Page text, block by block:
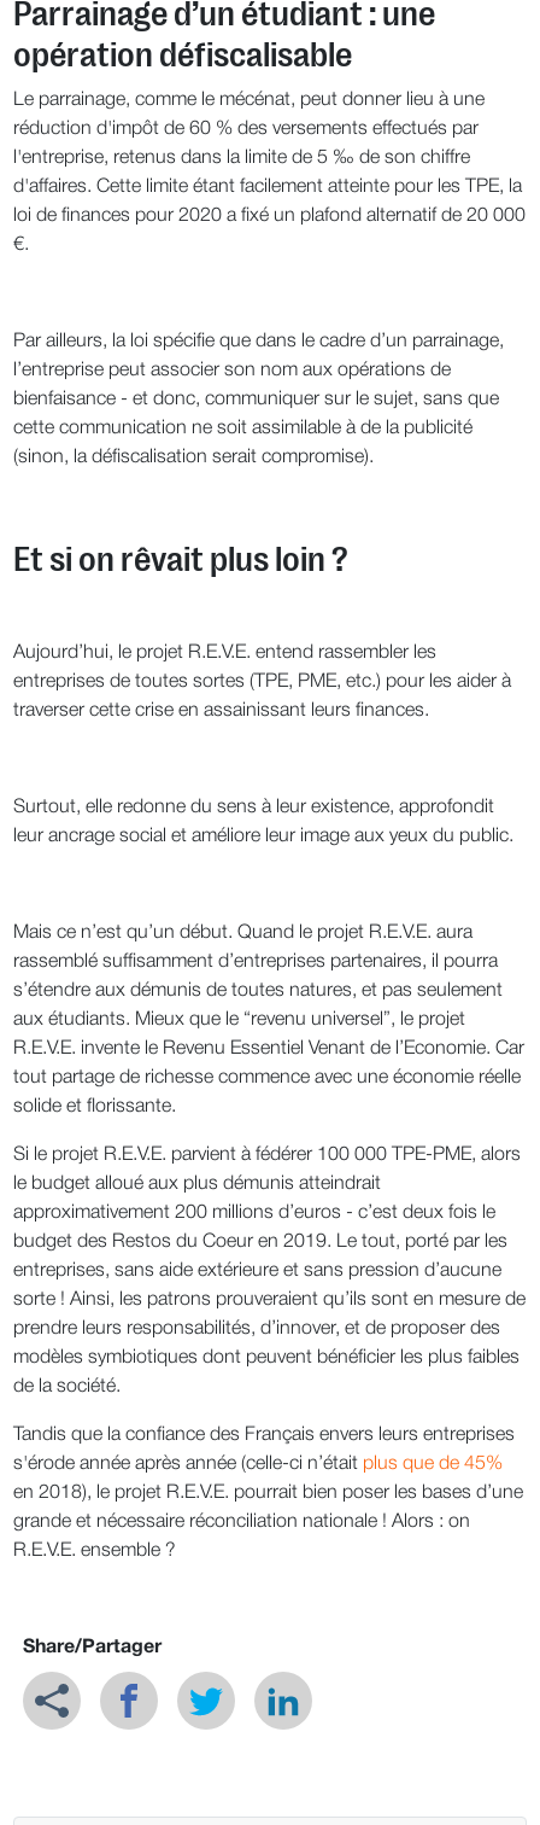
Parrainage d’un étudiant : une
opération défiscalisable
Le parrainage, comme le mécénat, peut donner lieu à une
réduction d'impôt de 60 % des versements effectués par
l'entreprise, retenus dans la limite de 5 ‰ de son chiffre
d'affaires. Cette limite étant facilement atteinte pour les TPE, la
loi de finances pour 2020 a fixé un plafond alternatif de 20 000
€.
Par ailleurs, la loi spécifie que dans le cadre d’un parrainage,
l’entreprise peut associer son nom aux opérations de
bienfaisance - et donc, communiquer sur le sujet, sans que
cette communication ne soit assimilable à de la publicité
(sinon, la défiscalisation serait compromise).
Et si on rêvait plus loin ?
Aujourd’hui, le projet R.E.V.E. entend rassembler les
entreprises de toutes sortes (TPE, PME, etc.) pour les aider à
traverser cette crise en assainissant leurs finances.
Surtout, elle redonne du sens à leur existence, approfondit
leur ancrage social et améliore leur image aux yeux du public.
Mais ce n’est qu’un début. Quand le projet R.E.V.E. aura
rassemblé suffisamment d’entreprises partenaires, il pourra
s’étendre aux démunis de toutes natures, et pas seulement
aux étudiants. Mieux que le “revenu universel”, le projet
R.E.V.E. invente le Revenu Essentiel Venant de l’Economie. Car
tout partage de richesse commence avec une économie réelle
solide et florissante.
Si le projet R.E.V.E. parvient à fédérer 100 000 TPE-PME, alors
le budget alloué aux plus démunis atteindrait
approximativement 200 millions d’euros - c’est deux fois le
budget des Restos du Coeur en 2019. Le tout, porté par les
entreprises, sans aide extérieure et sans pression d’aucune
sorte ! Ainsi, les patrons prouveraient qu’ils sont en mesure de
prendre leurs responsabilités, d’innover, et de proposer des
modèles symbiotiques dont peuvent bénéficier les plus faibles
de la société.
Tandis que la confiance des Français envers leurs entreprises
s'érode année après année (celle-ci n’était plus que de 45%
en 2018), le projet R.E.V.E. pourrait bien poser les bases d’une
grande et nécessaire réconciliation nationale ! Alors : on
R.E.V.E. ensemble ?
Share/Partager